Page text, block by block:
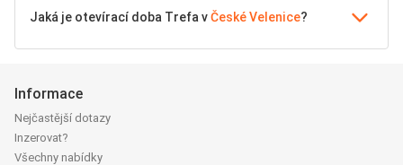
Jaká je otevírací doba Trefa vČeské Velenice?
Informace
Nejčastější dotazy
Inzerovat?
Všechny nabídky